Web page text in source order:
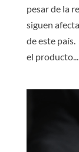
pesar de la
siguen
de este
el producto...